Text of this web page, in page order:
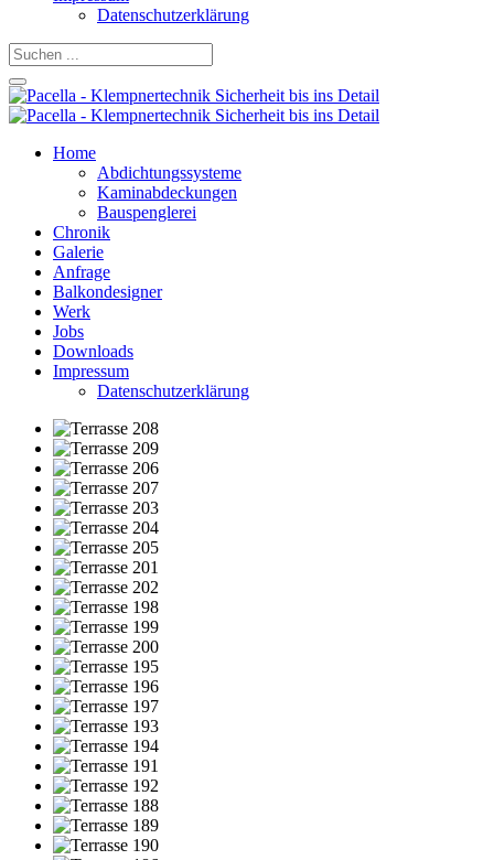
Datenschutzerklärung
Home
Abdichtungssysteme
Kaminabdeckungen
Bauspenglerei
Chronik
Galerie
Anfrage
Balkondesigner
Werk
Jobs
Downloads
Impressum
Datenschutzerklärung